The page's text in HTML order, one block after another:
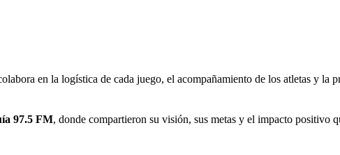
en la logística de cada juego, el acompañamiento de los atletas y la
97.5 FM, donde compartieron su visión, sus metas y el impacto positivo